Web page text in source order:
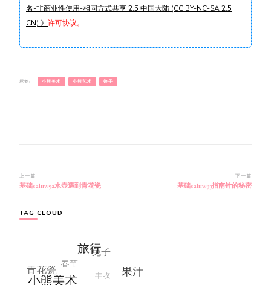
名-非商业性使用-相同方式共享 2.5 中国大陆 (CC BY-NC-SA 2.5
CN) 》 许可协议。
标签: 小熊美术 小熊艺术 饺子
博
文
航
上一篇
基础s2l11w92水壶遇到青花瓷
下一篇
基础s2l11w93指南针的秘密
TAG CLOUD